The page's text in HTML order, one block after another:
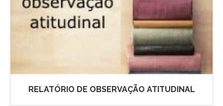
RELATÓRIO DE OBSERVAÇÃO ATITUDINAL